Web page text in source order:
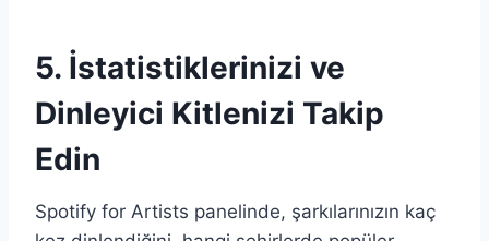
5. İstatistiklerinizi ve
Dinleyici Kitlenizi Takip
Edin
Spotify for Artists panelinde, şarkılarınızın kaç